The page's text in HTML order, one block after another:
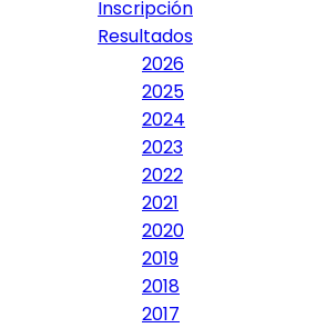
Inscripción
Resultados
2026
2025
2024
2023
2022
2021
2020
2019
2018
2017